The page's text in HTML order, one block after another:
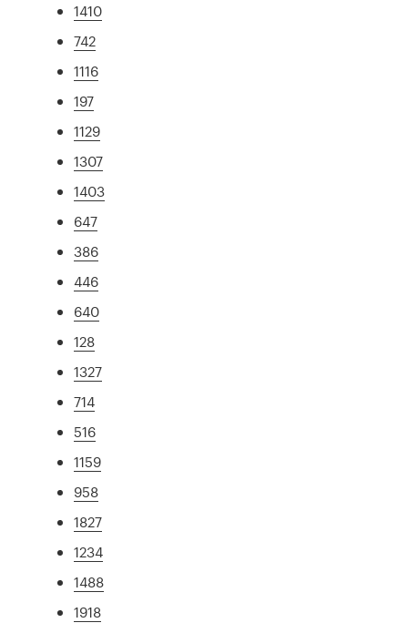
1410
742
1116
197
1129
1307
1403
647
386
446
640
128
1327
714
516
1159
958
1827
1234
1488
1918